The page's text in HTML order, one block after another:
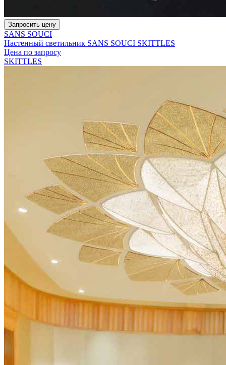
Запросить цену
SANS SOUCI
Настенный светильник SANS SOUCI SKITTLES
Цена по запросу
SKITTLES